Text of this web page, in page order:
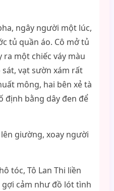
ngây người một lúc,
tủ quần áo. Cô mở tủ
một chiếc váy màu
vạt sườn xám rất
mông, hai bên xẻ tà
định bằng dây đen để
lên giường, xoay người
tóc, Tô Lan Thi liền
cảm như đồ lót tình